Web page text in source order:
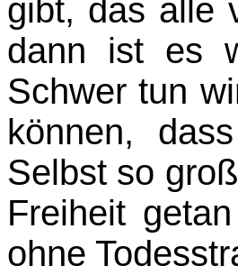
gibt, das alle
dann ist es
Schwer tun
können,
Selbst so
Freiheit
ohne